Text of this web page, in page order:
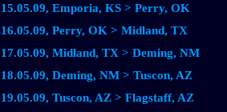
15.05.09, Emporia, KS > Perry, OK
16.05.09, Perry, OK > Midland, TX
17.05.09, Midland, TX > Deming, NM
18.05.09, Deming, NM > Tuscon, AZ
19.05.09, Tuscon, AZ > Flagstaff, AZ